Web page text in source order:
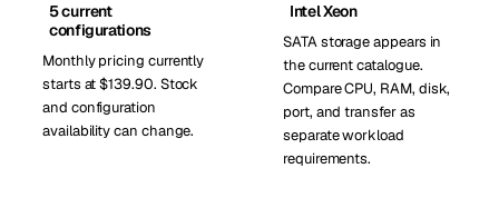
5 current
configurations
Monthly pricing currently
starts at $139.90. Stock
and configuration
availability can change.
Intel Xeon
SATA storage appears in
the current catalogue.
Compare CPU, RAM, disk,
port, and transfer as
separate workload
requirements.